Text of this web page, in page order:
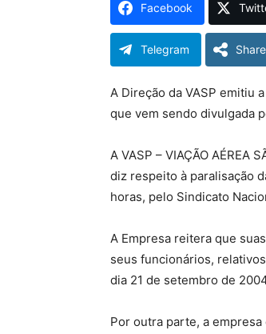
Facebook
Telegram Share
A Direção da VASP emitiu
que vem sendo divulgada
A VASP – VIAÇÃO AÉREA
diz respeito à paralisação
horas, pelo Sindicato
A Empresa reitera que
seus funcionários,
dia 21 de setembro de
Por outra parte, a